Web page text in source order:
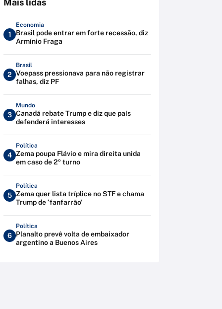
Mais lidas
1
Economia
Brasil pode entrar em forte recessão, diz
Armínio Fraga
2
Brasil
Voepass pressionava para não registrar
falhas, diz PF
3
Mundo
Canadá rebate Trump e diz que país
defenderá interesses
4
Política
Zema poupa Flávio e mira direita unida
em caso de 2º turno
5
Política
Zema quer lista tríplice no STF e chama
Trump de ‘fanfarrão’
6
Política
Planalto prevê volta de embaixador
argentino a Buenos Aires